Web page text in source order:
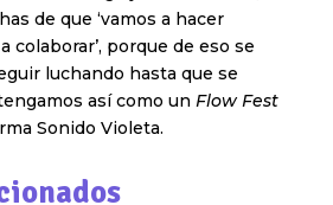
de que ‘vamos a hacer
colaborar’, porque de eso se
luchando hasta que se
así como un Flow Fest
Sonido Violeta.